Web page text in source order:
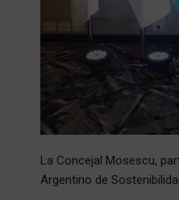
La Concejal Mosescu,
Argentino de